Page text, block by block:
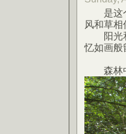
是这个
风和草
阳光和
忆如画般
森林